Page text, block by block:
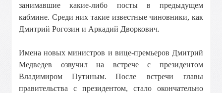
занимавшие какие-либо посты в предыдущем
кабмине. Среди них такие известные чиновники, как
Дмитрий Рогозин и Аркадий Дворкович.
Имена новых министров и вице-премьеров Дмитрий
Медведев озвучил на встрече с президентом
Владимиром Путиным.После встречи главы
правительства с президентом, стало окончательно